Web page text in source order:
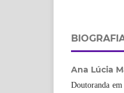
Ana Lúcia
Doutoranda